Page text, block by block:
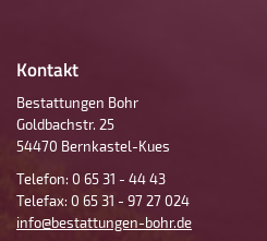
Kontakt
Bestattungen Bohr
Goldbachstr. 25
54470 Bernkastel-Kues
Telefon: 0 65 31 - 44 43
Telefax: 0 65 31 - 97 27 024
info@bestattungen-bohr.de